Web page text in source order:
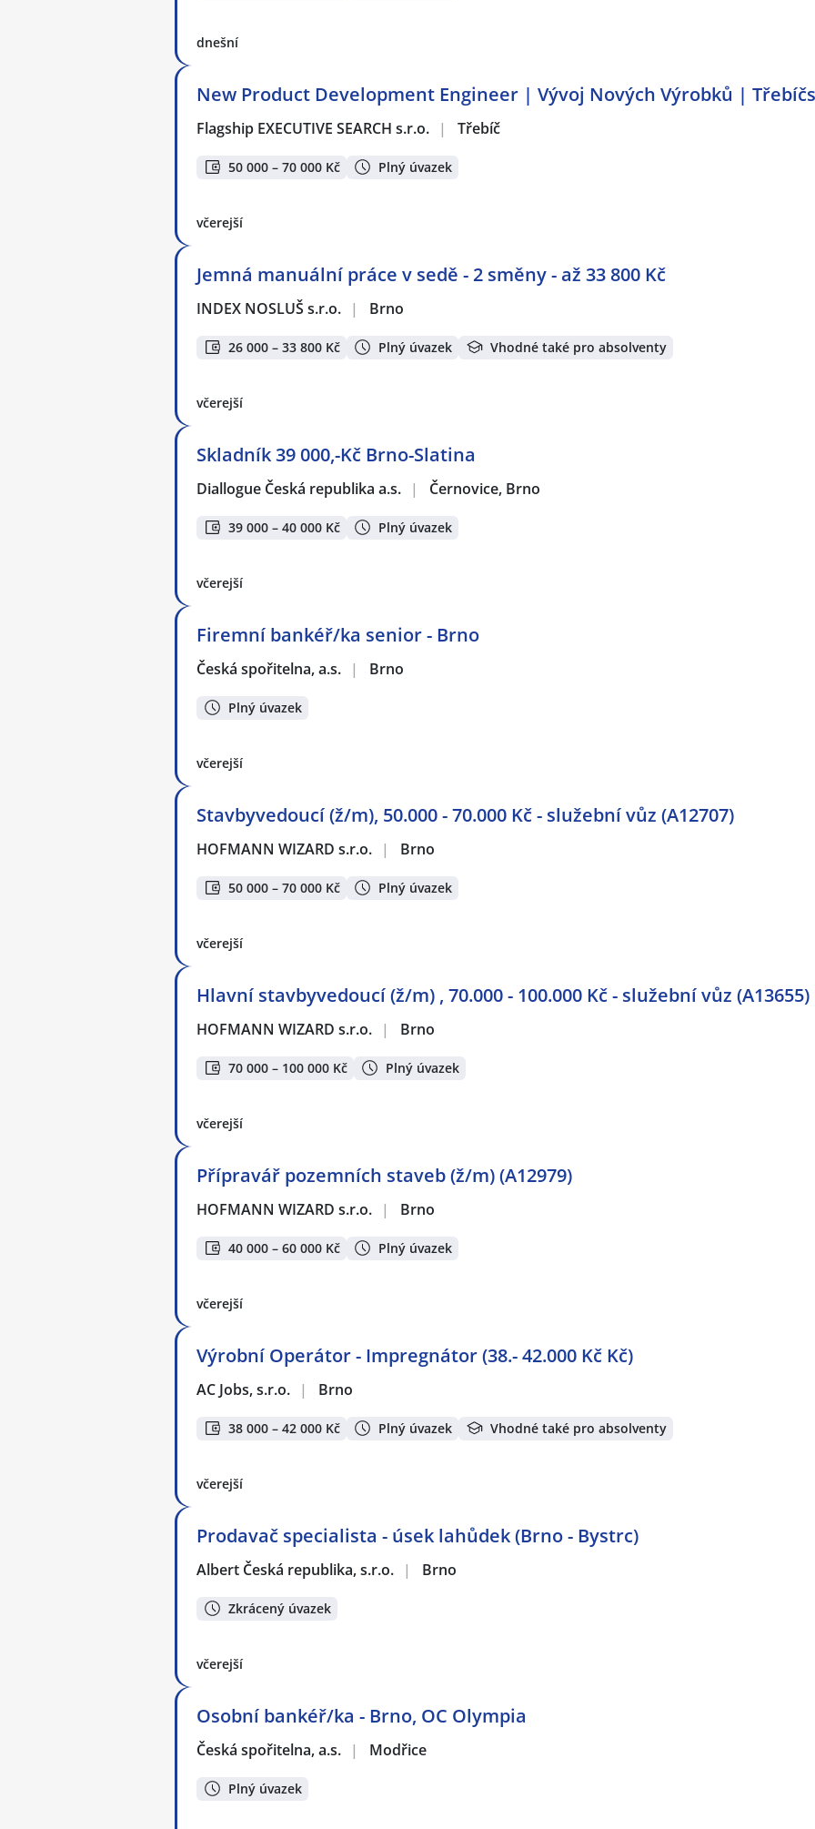
dnešní
New Product Development Engineer | Vývoj Nových Výrobků |
Flagship EXECUTIVE SEARCH s.r.o. | Třebíč
50 000 – 70 000 Kč Plný úvazek
včerejší
Jemná manuální práce v sedě - 2 směny - až 33 800 Kč
INDEX NOSLUŠ s.r.o. | Brno
26 000 – 33 800 Kč Plný úvazek Vhodné také pro absolventy
včerejší
Skladník 39 000,-Kč Brno-Slatina
Diallogue Česká republika a.s. | Černovice, Brno
39 000 – 40 000 Kč Plný úvazek
včerejší
Firemní bankéř/ka senior - Brno
Česká spořitelna, a.s. | Brno
Plný úvazek
včerejší
Stavbyvedoucí (ž/m), 50.000 - 70.000 Kč - služební vůz (A12707)
HOFMANN WIZARD s.r.o. | Brno
50 000 – 70 000 Kč Plný úvazek
včerejší
Hlavní stavbyvedoucí (ž/m) , 70.000 - 100.000 Kč - služební vůz (A13655)
HOFMANN WIZARD s.r.o. | Brno
70 000 – 100 000 Kč Plný úvazek
včerejší
Přípravář pozemních staveb (ž/m) (A12979)
HOFMANN WIZARD s.r.o. | Brno
40 000 – 60 000 Kč Plný úvazek
včerejší
Výrobní Operátor - Impregnátor (38.- 42.000 Kč Kč)
AC Jobs, s.r.o. | Brno
38 000 – 42 000 Kč Plný úvazek Vhodné také pro absolventy
včerejší
Prodavač specialista - úsek lahůdek (Brno - Bystrc)
Albert Česká republika, s.r.o. | Brno
Zkrácený úvazek
včerejší
Osobní bankéř/ka - Brno, OC Olympia
Česká spořitelna, a.s. | Modřice
Plný úvazek